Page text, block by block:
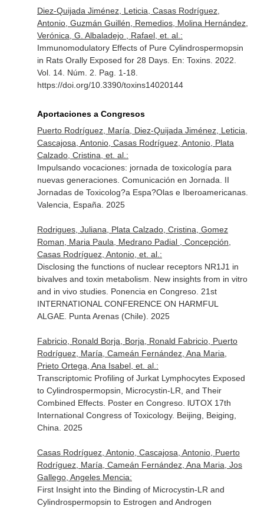
Diez-Quijada Jiménez, Leticia, Casas Rodríguez,
Antonio, Guzmán Guillén, Remedios, Molina Hernández,
Verónica, G. Albaladejo , Rafael, et. al.:
Immunomodulatory Effects of Pure Cylindrospermopsin
in Rats Orally Exposed for 28 Days. En: Toxins. 2022.
Vol. 14. Núm. 2. Pag. 1-18.
https://doi.org/10.3390/toxins14020144
Aportaciones a Congresos
Puerto Rodríguez, María, Diez-Quijada Jiménez, Leticia,
Cascajosa, Antonio, Casas Rodríguez, Antonio, Plata
Calzado, Cristina, et. al.:
Impulsando vocaciones: jornada de toxicología para
nuevas generaciones. Comunicación en Jornada. II
Jornadas de Toxicolog?a Espa?Olas e Iberoamericanas.
Valencia, España. 2025
Rodrigues, Juliana, Plata Calzado, Cristina, Gomez
Roman, Maria Paula, Medrano Padial , Concepción,
Casas Rodríguez, Antonio, et. al.:
Disclosing the functions of nuclear receptors NR1J1 in
bivalves and toxin metabolism. New insights from in vitro
and in vivo studies. Ponencia en Congreso. 21st
INTERNATIONAL CONFERENCE ON HARMFUL
ALGAE. Punta Arenas (Chile). 2025
Fabricio, Ronald Borja, Borja, Ronald Fabricio, Puerto
Rodríguez, María, Cameán Fernández, Ana Maria,
Prieto Ortega, Ana Isabel, et. al.:
Transcriptomic Profiling of Jurkat Lymphocytes Exposed
to Cylindrospermopsin, Microcystin-LR, and Their
Combined Effects. Poster en Congreso. lUTOX 17th
International Congress of Toxicology. Beijing, Beiging,
China. 2025
Casas Rodríguez, Antonio, Cascajosa, Antonio, Puerto
Rodríguez, María, Cameán Fernández, Ana Maria, Jos
Gallego, Angeles Mencia:
First Insight into the Binding of Microcystin-LR and
Cylindrospermopsin to Estrogen and Androgen